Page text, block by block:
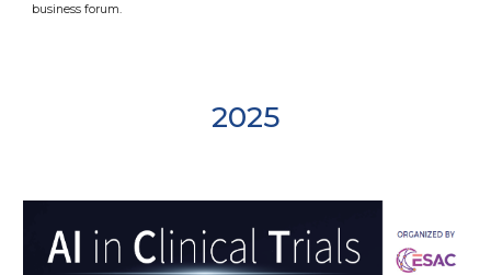
business forum.
2025